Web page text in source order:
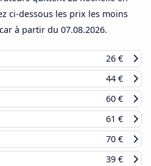
ci-dessous les prix les moins
à partir du 07.08.2026.
26 €
44 €
60 €
61 €
70 €
39 €